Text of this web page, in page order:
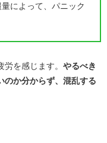
によって、パニック
を感じます。 やるべき
のか分からず、混乱する